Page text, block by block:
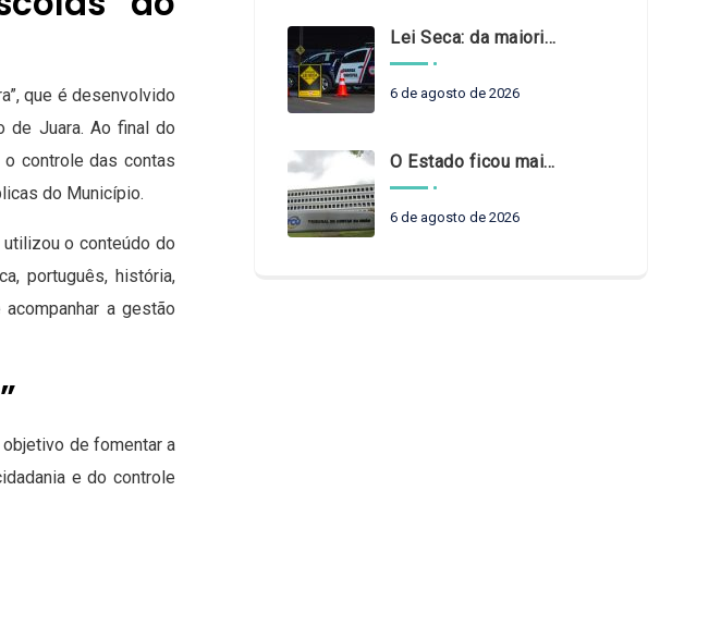
que é desenvolvido
de Juara. Ao final do
controle das contas
do Município.
o conteúdo do
português, história,
a gestão
de fomentar a
e do controle
Lei Seca: da maioridade à maturidade
6 de agosto de 2026
O Estado ficou mais complexo. O controle precisa acompanhar
6 de agosto de 2026